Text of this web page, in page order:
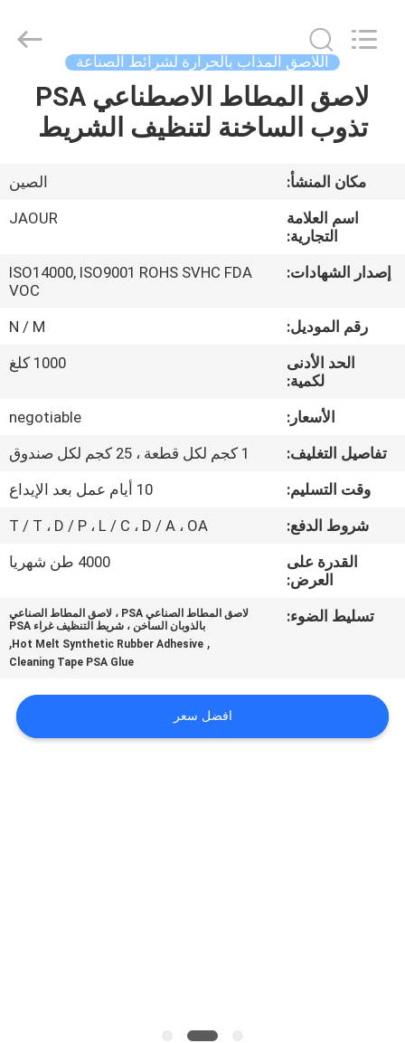
بيت
معلومات
المصنع
الجودة
اتصل
أخبار
القضايا
عرض
أسعار
Adhesive
Products
اللاصق المذاب بالحرارة لشرائط الصناعة
لاصق المطاط الاصطناعي PSA
تذوب الساخنة لتنظيف الشريط
مكان المنشأ:
الصين
اسم العلامة
التجارية:
JAOUR
إصدار الشهادات:
ISO14000, ISO9001 ROHS SVHC FDA
VOC
رقم الموديل:
N / M
الحد الأدنى
لكمية:
1000 كلغ
الأسعار:
negotiable
تفاصيل التغليف:
1 كجم لكل قطعة ، 25 كجم لكل صندوق
وقت التسليم:
10 أيام عمل بعد الإيداع
شروط الدفع:
T / T ، D / P ، L / C ، D / A ، OA
القدرة على
العرض:
4000 طن شهريا
تسليط الضوء:
لاصق المطاط الصناعي PSA ، لاصق المطاط الصناعي
بالذوبان الساخن ، شريط التنظيف غراء PSA
,
Hot Melt Synthetic Rubber Adhesive
,
Cleaning Tape PSA Glue
افضل سعر